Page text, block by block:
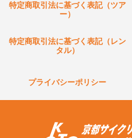
特定商取引法に基づく表記（ツア
ー）
特定商取引法に基づく表記（レン
タル）
プライバシーポリシー